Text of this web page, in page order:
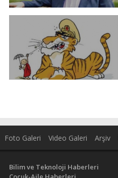
Foto Galeri Video Galeri Arşiv
Bilim ve Teknoloji Haberleri